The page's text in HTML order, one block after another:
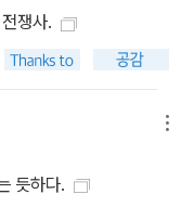
쟁사.
듯하다.